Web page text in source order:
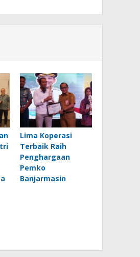
Lima Koperasi
Terbaik Raih
Penghargaan
Pemko
Banjarmasin